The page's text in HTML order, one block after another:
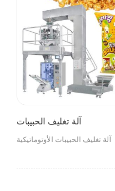
آلة تغليف الحبيبات
آلة تغليف الحبيبات الأوتوماتيكية